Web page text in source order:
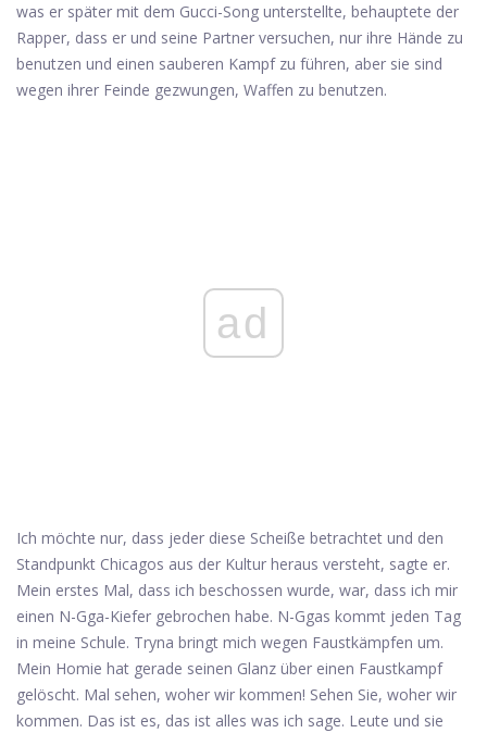
was er später mit dem Gucci-Song unterstellte, behauptete der
Rapper, dass er und seine Partner versuchen, nur ihre Hände zu
benutzen und einen sauberen Kampf zu führen, aber sie sind
wegen ihrer Feinde gezwungen, Waffen zu benutzen.
ad
Ich möchte nur, dass jeder diese Scheiße betrachtet und den
Standpunkt Chicagos aus der Kultur heraus versteht, sagte er.
Mein erstes Mal, dass ich beschossen wurde, war, dass ich mir
einen N-Gga-Kiefer gebrochen habe. N-Ggas kommt jeden Tag
in meine Schule. Tryna bringt mich wegen Faustkämpfen um.
Mein Homie hat gerade seinen Glanz über einen Faustkampf
gelöscht. Mal sehen, woher wir kommen! Sehen Sie, woher wir
kommen. Das ist es, das ist alles was ich sage. Leute und sie